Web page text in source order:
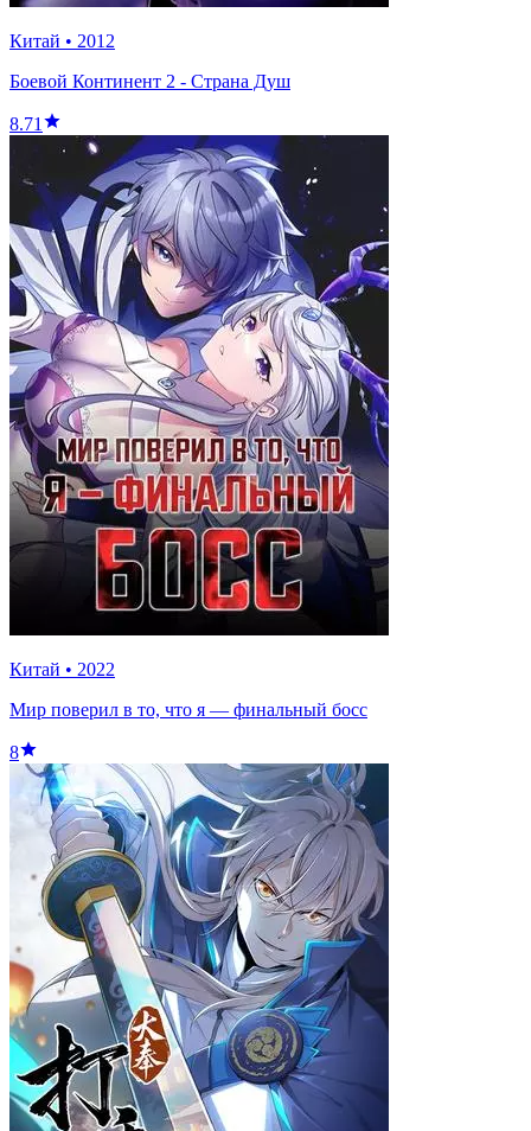
Китай • 2012
Боевой Континент 2 - Страна Душ
8.71
Китай • 2022
Мир поверил в то, что я — финальный босс
8